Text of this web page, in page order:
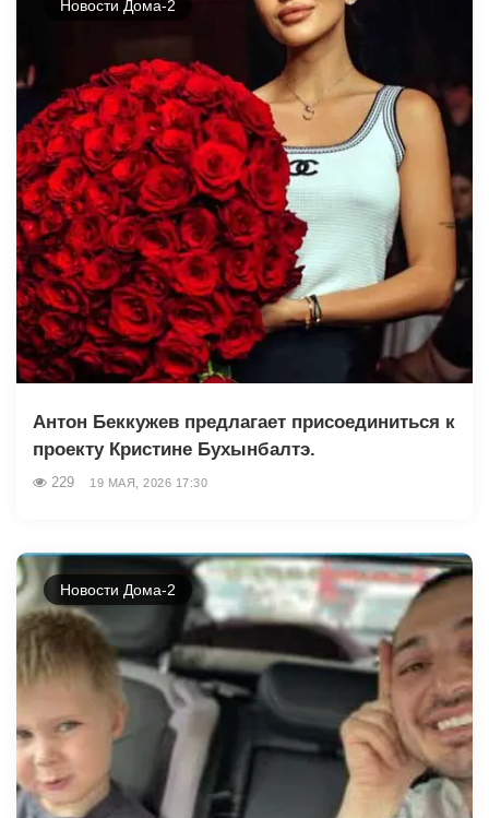
Новости Дома-2
Антон Беккужев предлагает присоединиться к
проекту Кристине Бухынбалтэ.
229 19 МАЯ, 2026 17:30
Новости Дома-2